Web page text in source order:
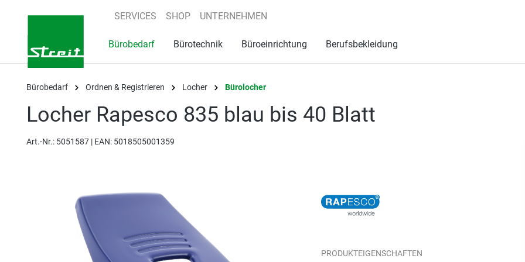
Zur Hauptnavigation springen
SERVICES SHOP UNTERNEHMEN
Bürobedarf Bürotechnik Büroeinrichtung Berufsbekleidung
Bürobedarf Ordnen & Registrieren Locher Bürolocher
Locher Rapesco 835 blau bis 40 Blatt
Art.-Nr.: 5051587 | EAN: 5018505001359
PRODUKTEIGENSCHAFTEN